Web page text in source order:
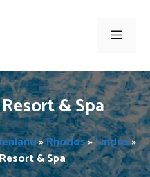
Menu
& Spa
»Rhodos»Lindos»
& Spa